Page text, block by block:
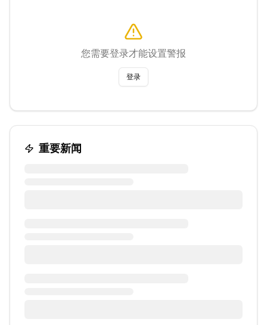
您需要登录才能设置警报
登录
重要新闻